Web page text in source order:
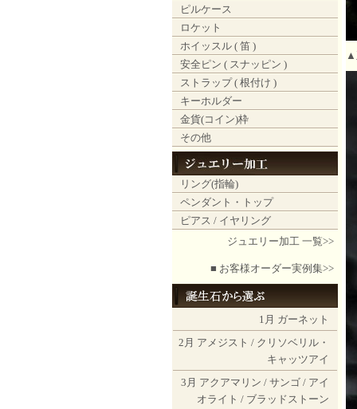
ピルケース
ロケット
ホイッスル ( 笛 )
安全ピン ( スナッピン )
ストラップ ( 根付け )
キーホルダー
金貨(コイン)枠
その他
リング(指輪)
ペンダント・トップ
ピアス / イヤリング
ジュエリー加工 一覧>>
■ お客様オーダー実例集>>
1月 ガーネット
2月 アメジスト / クリソベリル・
キャッツアイ
3月 アクアマリン / サンゴ/ アイ
オライト / ブラッドストーン
▲